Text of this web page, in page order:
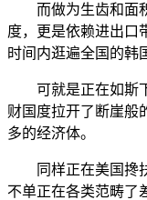
而做为生齿和面积
度，更是依赖进出口
时间内逛遍全国的韩
可就是正在如斯下
财国度拉开了断崖般
多的经济体。
同样正在美国搀扶
不单正在各类范畴了